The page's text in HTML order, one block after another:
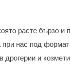
расте бързо
нас под
дрогерии и